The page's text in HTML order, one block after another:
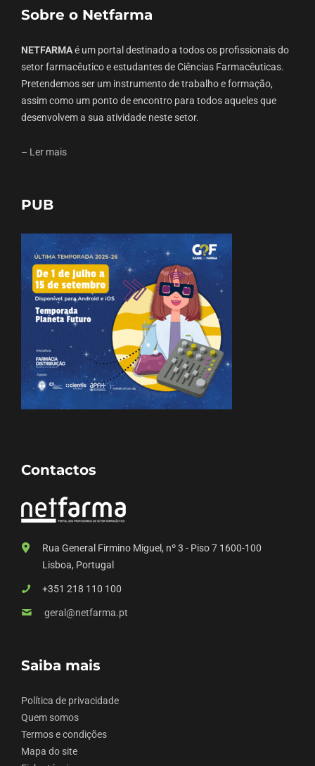
Sobre o Netfarma
NETFARMAé um portal destinado a todos os profissionais do
setor farmacêutico e estudantes de Ciências Farmacêuticas.
Pretendemos ser um instrumento de trabalho e formação,
assim como um ponto de encontro para todos aqueles que
desenvolvem a sua atividade neste setor.
– Ler mais
PUB
Contactos
Rua General Firmino Miguel, nº 3 - Piso 7 1600-100
Lisboa, Portugal
+351 218 110 100
geral@netfarma.pt
Saiba mais
Política de privacidade
Quem somos
Termos e condições
Mapa do site